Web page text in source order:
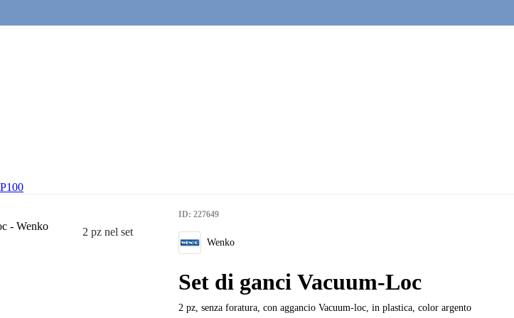
2 pz nel set
ID: 227649
Wenko
Set di ganci Vacuum-Loc
2 pz, senza foratura, con aggancio Vacuum-loc, in plastica, color argento